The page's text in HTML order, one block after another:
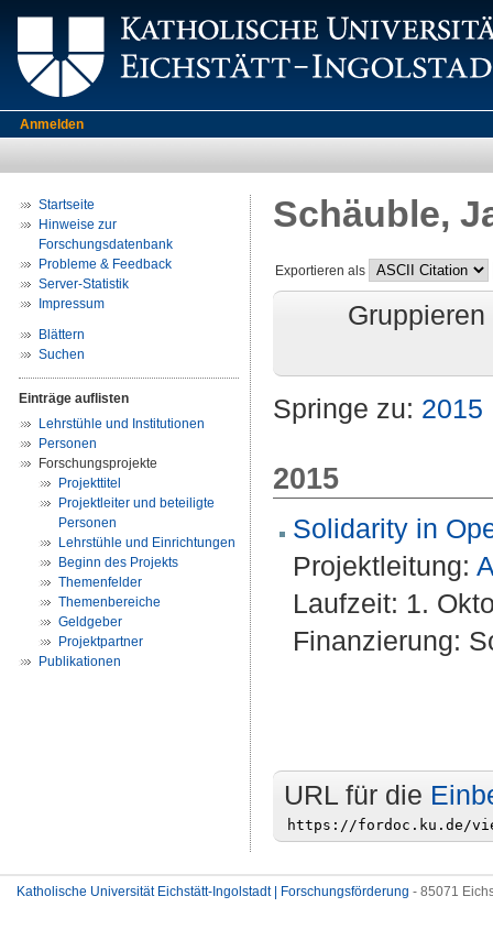
Anmelden
Startseite
Hinweise zur
Forschungsdatenbank
Probleme & Feedback
Server-Statistik
Impressum
Blättern
Suchen
Einträge auflisten
Lehrstühle und Institutionen
Personen
Forschungsprojekte
Projekttitel
Projektleiter und beteiligte
Personen
Lehrstühle und Einrichtungen
Beginn des Projekts
Themenfelder
Themenbereiche
Geldgeber
Projektpartner
Publikationen
Schäuble,
Exportieren als
Springe zu: 2015
2015
Solidarity in
Projektleitung:
Laufzeit: 1.
Finanzierung:
URL für die
Katholische Universität Eichstätt-Ingolstadt | Forschungsförderung - 85071